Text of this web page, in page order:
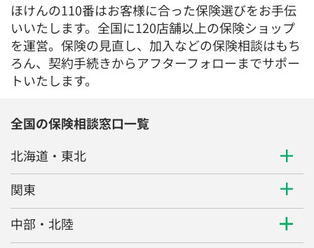
ほけんの110番はお客様に合った保険選びをお手伝
いいたします。全国に120店舗以上の保険ショップ
を運営。保険の見直し、加入などの保険相談はもち
ろん、契約手続きからアフターフォローまでサポー
トいたします。
全国の保険相談窓口一覧
北海道・東北
関東
中部・北陸